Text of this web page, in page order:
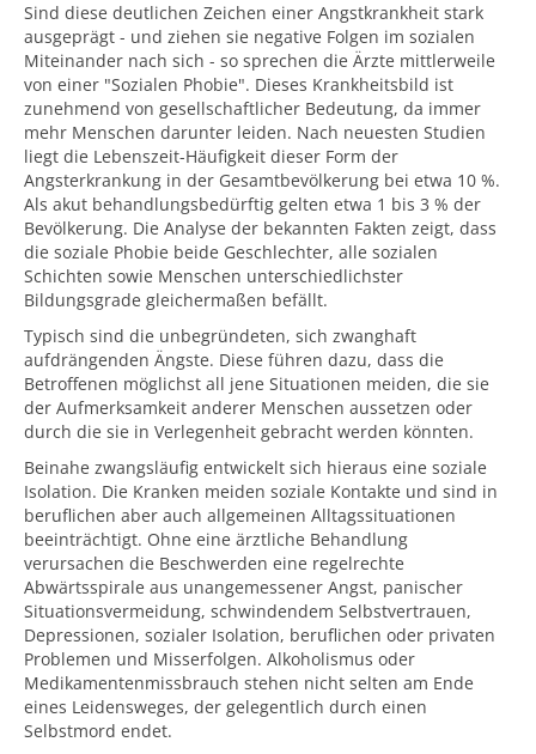
Sind diese deutlichen Zeichen einer Angstkrankheit stark
ausgeprägt - und ziehen sie negative Folgen im sozialen
Miteinander nach sich - so sprechen die Ärzte mittlerweile
von einer "Sozialen Phobie". Dieses Krankheitsbild ist
zunehmend von gesellschaftlicher Bedeutung, da immer
mehr Menschen darunter leiden. Nach neuesten Studien
liegt die Lebenszeit-Häufigkeit dieser Form der
Angsterkrankung in der Gesamtbevölkerung bei etwa 10 %.
Als akut behandlungsbedürftig gelten etwa 1 bis 3 % der
Bevölkerung. Die Analyse der bekannten Fakten zeigt, dass
die soziale Phobie beide Geschlechter, alle sozialen
Schichten sowie Menschen unterschiedlichster
Bildungsgrade gleichermaßen befällt.
Typisch sind die unbegründeten, sich zwanghaft
aufdrängenden Ängste. Diese führen dazu, dass die
Betroffenen möglichst all jene Situationen meiden, die sie
der Aufmerksamkeit anderer Menschen aussetzen oder
durch die sie in Verlegenheit gebracht werden könnten.
Beinahe zwangsläufig entwickelt sich hieraus eine soziale
Isolation. Die Kranken meiden soziale Kontakte und sind in
beruflichen aber auch allgemeinen Alltagssituationen
beeinträchtigt. Ohne eine ärztliche Behandlung
verursachen die Beschwerden eine regelrechte
Abwärtsspirale aus unangemessener Angst, panischer
Situationsvermeidung, schwindendem Selbstvertrauen,
Depressionen, sozialer Isolation, beruflichen oder privaten
Problemen und Misserfolgen. Alkoholismus oder
Medikamentenmissbrauch stehen nicht selten am Ende
eines Leidensweges, der gelegentlich durch einen
Selbstmord endet.